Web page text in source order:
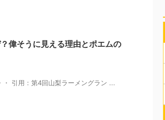
偉そうに見える理由とポエムの
引用：第4回山梨ラーメングラン ...